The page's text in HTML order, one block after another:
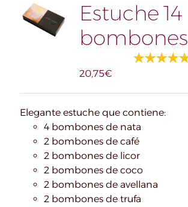
Estuche 14
bombones
20,75€
Elegante estuche que contiene:
4 bombones de nata
2 bombones de café
2 bombones de licor
2 bombones de coco
2 bombones de avellana
2 bombones de trufa